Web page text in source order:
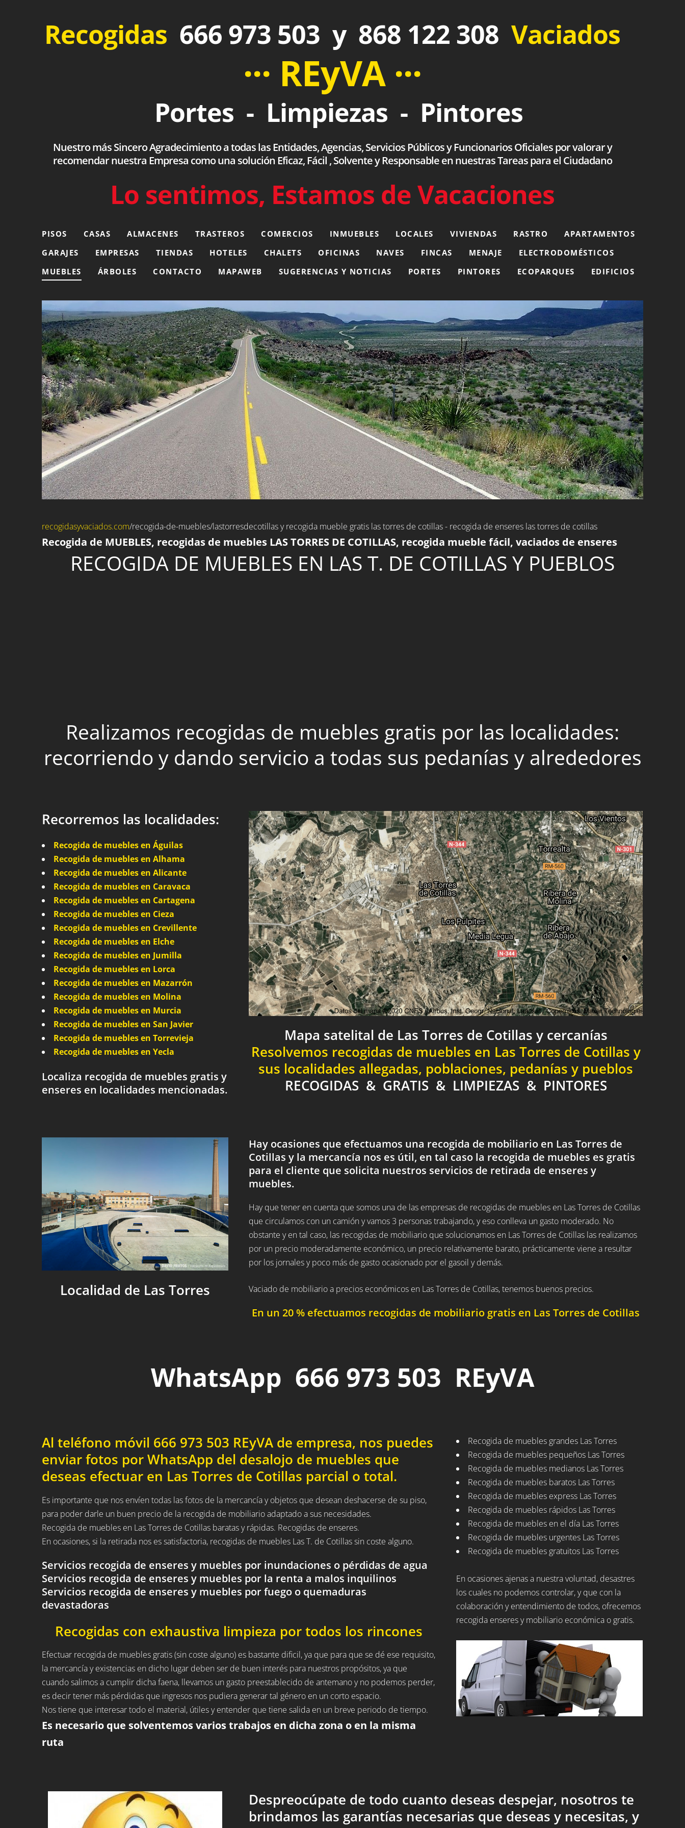
Recogidas 666 973 503 y 868 122 308 Vaciados
··· REyVA ···
Portes - Limpiezas - Pintores
Nuestro más Sincero Agradecimiento a todas las Entidades, Agencias, Servicios Públicos y Funcionarios Oficiales por valorar y
recomendar nuestra Empresa como una solución Eficaz, Fácil , Solvente y Responsable en nuestras Tareas para el Ciudadano
Lo sentimos, Estamos de Vacaciones
PISOS CASAS ALMACENES TRASTEROS COMERCIOS INMUEBLES LOCALES VIVIENDAS RASTRO
APARTAMENTOS
GARAJES
EMPRESAS TIENDAS HOTELES CHALETS OFICINAS NAVES FINCAS MENAJE
ELECTRODOMÉSTICOS
MUEBLES
ÁRBOLES CONTACTO MAPAWEB SUGERENCIAS Y NOTICIAS PORTES PINTORES ECOPARQUES EDIFICIOS
recogidasyvaciados.com/recogida-de-muebles/lastorresdecotillas y recogida mueble gratis las torres de cotillas - recogida de enseres las torres de cotillas
Recogida de MUEBLES, recogidas de muebles LAS TORRES DE COTILLAS, recogida mueble fácil, vaciados de enseres
RECOGIDA DE MUEBLES EN LAS T. DE COTILLAS Y PUEBLOS
Realizamos recogidas de muebles gratis por las localidades:
recorriendo y dando servicio a todas sus pedanías y alrededores
Recorremos las localidades:
Recogida de muebles en Águilas
Recogida de muebles en Alhama
Recogida de muebles en Alicante
Recogida de muebles en Caravaca
Recogida de muebles en Cartagena
Recogida de muebles en Cieza
Recogida de muebles en Crevillente
Recogida de muebles en Elche
Recogida de muebles en Jumilla
Recogida de muebles en Lorca
Recogida de muebles en Mazarrón
Recogida de muebles en Molina
Recogida de muebles en Murcia
Recogida de muebles en San Javier
Recogida de muebles en Torrevieja
Recogida de muebles en Yecla
Localiza recogida de muebles gratis y
enseres en localidades mencionadas.
Mapa satelital de Las Torres de Cotillas y cercanías
Resolvemos recogidas de muebles en Las Torres de Cotillas y
sus localidades allegadas, poblaciones, pedanías y pueblos
RECOGIDAS & GRATIS & LIMPIEZAS & PINTORES
Localidad de Las Torres
Hay ocasiones que efectuamos una recogida de mobiliario en Las Torres de
Cotillas y la mercancía nos es útil, en tal caso la recogida de muebles es gratis
para el cliente que solicita nuestros servicios de retirada de enseres y
muebles.
Hay que tener en cuenta que somos una de las empresas de recogidas de muebles en Las Torres de Cotillas
que circulamos con un camión y vamos 3 personas trabajando, y eso conlleva un gasto moderado. No
obstante y en tal caso, las recogidas de mobiliario que solucionamos en Las Torres de Cotillas las realizamos
por un precio moderadamente económico, un precio relativamente barato, prácticamente viene a resultar
por los jornales y poco más de gasto ocasionado por el gasoil y demás.
Vaciado de mobiliario a precios económicos en Las Torres de Cotillas, tenemos buenos precios.
En un 20 % efectuamos recogidas de mobiliario gratis en Las Torres de Cotillas
WhatsApp 666 973 503 REyVA
Al teléfono móvil 666 973 503 REyVA de empresa, nos puedes
enviar fotos por WhatsApp del desalojo de muebles que
deseas efectuar en Las Torres de Cotillas parcial o total.
Es importante que nos envíen todas las fotos de la mercancía y objetos que desean deshacerse de su piso,
para poder darle un buen precio de la recogida de mobiliario adaptado a sus necesidades.
Recogida de muebles en Las Torres de Cotillas baratas y rápidas. Recogidas de enseres.
En ocasiones, si la retirada nos es satisfactoria, recogidas de muebles Las T. de Cotillas sin coste alguno.
Servicios recogida de enseres y muebles por inundaciones o pérdidas de agua
Servicios recogida de enseres y muebles por la renta a malos inquilinos
Servicios recogida de enseres y muebles por fuego o quemaduras
devastadoras
Recogidas con exhaustiva limpieza por todos los rincones
Efectuar recogida de muebles gratis (sin coste alguno) es bastante dificil, ya que para que se dé ese requisito,
la mercancía y existencias en dicho lugar deben ser de buen interés para nuestros propósitos, ya que
cuando salimos a cumplir dicha faena, llevamos un gasto preestablecido de antemano y no podemos perder,
es decir tener más pérdidas que ingresos nos pudiera generar tal género en un corto espacio.
Nos tiene que interesar todo el material, útiles y entender que tiene salida en un breve periodo de tiempo.
Es necesario que solventemos varios trabajos en dicha zona o en la misma
ruta
Recogida de muebles grandes Las Torres
Recogida de muebles pequeños Las Torres
Recogida de muebles medianos Las Torres
Recogida de muebles baratos Las Torres
Recogida de muebles express Las Torres
Recogida de muebles rápidos Las Torres
Recogida de muebles en el día Las Torres
Recogida de muebles urgentes Las Torres
Recogida de muebles gratuitos Las Torres
En ocasiones ajenas a nuestra voluntad, desastres
los cuales no podemos controlar, y que con la
colaboración y entendimiento de todos, ofrecemos
recogida enseres y mobiliario económica o gratis.
Despreocúpate de todo cuanto deseas despejar, nosotros te
brindamos las garantías necesarias que deseas y necesitas, y